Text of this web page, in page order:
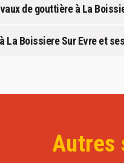
de gouttière à La
Boissiere Sur Evre et
Autres